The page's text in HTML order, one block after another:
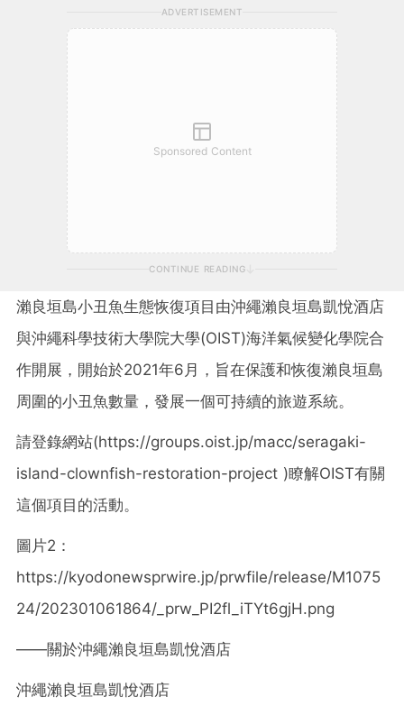
ADVERTISEMENT
Sponsored Content
CONTINUE READING
瀨良垣島小丑魚生態恢復項目由沖繩瀨良垣島凱悅酒店
與沖繩科學技術大學院大學(OIST)海洋氣候變化學院合
作開展，開始於2021年6月，旨在保護和恢復瀨良垣島
周圍的小丑魚數量，發展一個可持續的旅遊系統。
請登錄網站(https://groups.oist.jp/macc/seragaki-
island-clownfish-restoration-project )瞭解OIST有關
這個項目的活動。
圖片2：
https://kyodonewsprwire.jp/prwfile/release/M1075
24/202301061864/_prw_PI2fl_iTYt6gjH.png
——關於沖繩瀨良垣島凱悅酒店
沖繩瀨良垣島凱悅酒店